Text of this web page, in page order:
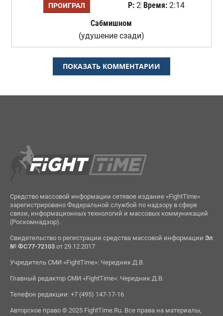
ПРОИГРАЛ Р:2 Время:2:14
Сабмишном
(удушение сзади)
ПОКАЗАТЬ КОММЕНТАРИИ
Средство массовой информации сетевое издание «FightTime»
зарегистрировано Федеральной службой по надзору в сфере
связи, информационных технологий и массовых коммуникаций
(Роскомнадзор).
Свидетельство о регистрации средства массовой информации Эл
№ ФС77-72103от 29.12.2017
Учредитель СМИ «FightTime»: Чередник Д.В.
Главный редактор СМИ «FightTime»: Чередник Д.В.
Телефон редакции: +7 (495) 147-17-16
Авторское право © 2025 FightTime.Ru. Все права на материалы,